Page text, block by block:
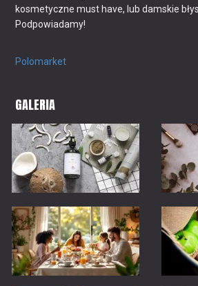
kosmetyczne must have, lub damskie
Podpowiadamy!
Polomarket
GALERIA